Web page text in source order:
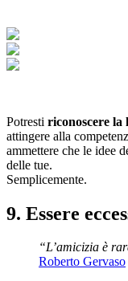
Potresti riconoscere la
attingere alla
ammettere che le idee
delle tue.
Semplicemente.
9. Essere
“L’amicizia è
Roberto Gervaso